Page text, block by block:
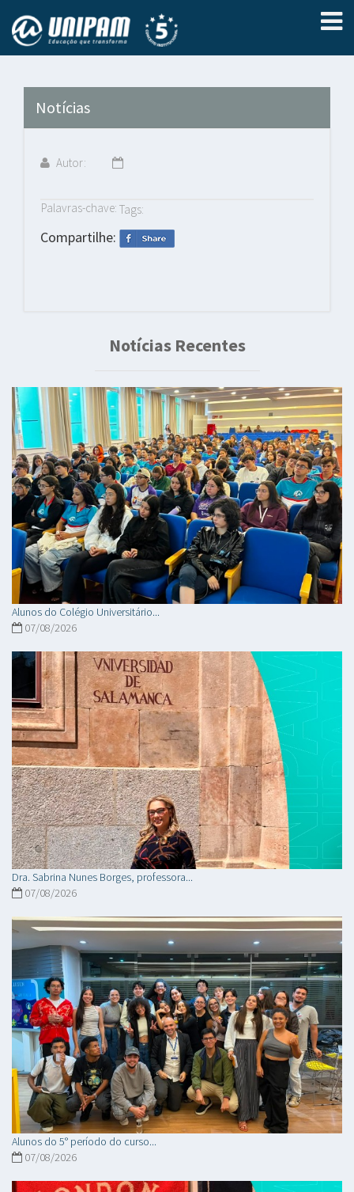
Notícias
Autor:
Palavras-chave: Tags:
Compartilhe:
Notícias Recentes
Alunos do Colégio Universitário...
07/08/2026
Dra. Sabrina Nunes Borges, professora...
07/08/2026
Alunos do 5° período do curso...
07/08/2026